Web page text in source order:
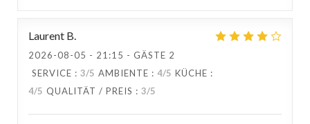
Laurent B
2026-08-05 - 21:15 - GÄSTE 2
SERVICE : 3/5 AMBIENTE : 4/5 KÜCHE :
4/5 QUALITÄT / PREIS : 3/5